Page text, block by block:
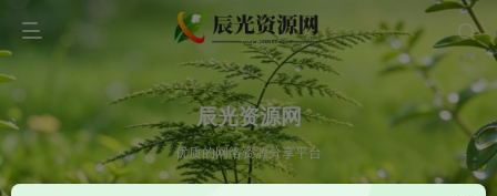
辰光资源网
优质的网络资源分享平台